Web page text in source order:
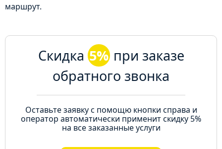
маршрут.
Скидка 5%при заказе
обратного звонка
Оставьте заявку с помощю кнопки справа и
оператор автоматически применит скидку 5%
на все заказанные услуги